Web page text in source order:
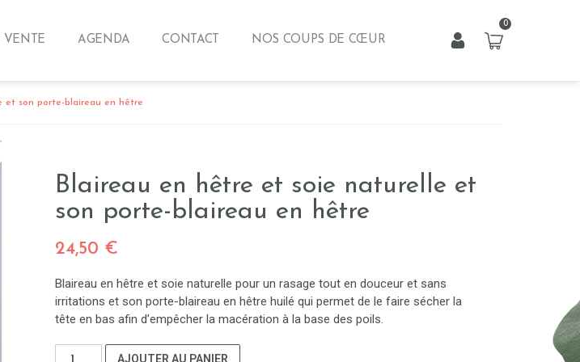
VENTE AGENDA CONTACT NOS COUPS DE CŒUR
0
et son porte-blaireau en hêtre
Blaireau en hêtre et soie naturelle et
son porte-blaireau en hêtre
24,50 €
Blaireau en hêtre et soie naturelle pour un rasage tout en douceur et sans
irritations et son porte-blaireau en hêtre huilé qui permet de le faire sécher la
tête en bas afin d’empêcher la macération à la base des poils.
quantité
AJOUTER AU PANIER